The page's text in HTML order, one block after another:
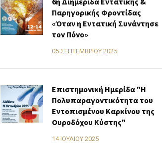
Παρηγορικής Φροντίδας
«Όταν η Εντατική Συνάντησε
τον Πόνο»
05 ΣΕΠΤΕΜΒΡΊΟΥ 2025
Επιστημονική Ημερίδα "Η
Πολυπαραγοντικότητα του
Εντοπισμένου Καρκίνου της
Ουροδόχου Κύστης"
14 ΙΟΥΛΊΟΥ 2025